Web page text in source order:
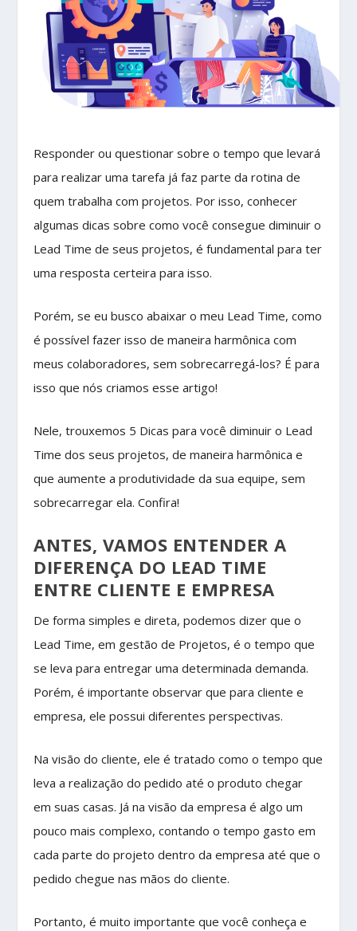
Responder ou questionar sobre o tempo que levará
para realizar uma tarefa já faz parte da rotina de
quem trabalha com projetos. Por isso, conhecer
algumas dicas sobre como você consegue diminuir o
Lead Time de seus projetos, é fundamental para ter
uma resposta certeira para isso.
Porém, se eu busco abaixar o meu Lead Time, como
é possível fazer isso de maneira harmônica com
meus colaboradores, sem sobrecarregá-los? É para
isso que nós criamos esse artigo!
Nele, trouxemos 5 Dicas para você diminuir o Lead
Time dos seus projetos, de maneira harmônica e
que aumente a produtividade da sua equipe, sem
sobrecarregar ela. Confira!
ANTES, VAMOS ENTENDER A
DIFERENÇA DO LEAD TIME
ENTRE CLIENTE E EMPRESA
De forma simples e direta, podemos dizer que o
Lead Time, em gestão de Projetos, é o tempo que
se leva para entregar uma determinada demanda.
Porém, é importante observar que para cliente e
empresa, ele possui diferentes perspectivas.
Na visão do cliente, ele é tratado como o tempo que
leva a realização do pedido até o produto chegar
em suas casas. Já na visão da empresa é algo um
pouco mais complexo, contando o tempo gasto em
cada parte do projeto dentro da empresa até que o
pedido chegue nas mãos do cliente.
Portanto, é muito importante que você conheça e